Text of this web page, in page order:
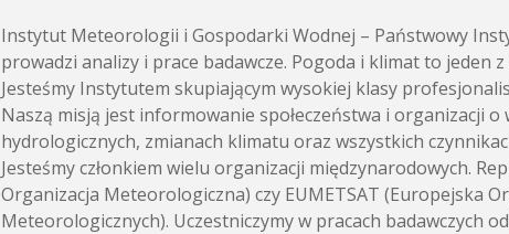
Instytut Meteorologii i Gospodarki Wodnej – Państwowy
prowadzi analizy i prace badawcze. Pogoda i klimat to jeden
Jesteśmy Instytutem skupiającym wysokiej klasy
Naszą misją jest informowanie społeczeństwa i organizacji
hydrologicznych, zmianach klimatu oraz wszystkich
Jesteśmy członkiem wielu organizacji międzynarodowych.
Organizacja Meteorologiczna) czy EUMETSAT (Europejska
Meteorologicznych). Uczestniczymy w pracach badawczych